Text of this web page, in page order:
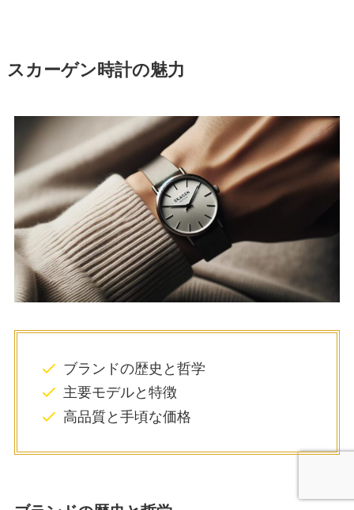
スカーゲン時計の魅力
ブランドの歴史と哲学
主要モデルと特徴
高品質と手頃な価格